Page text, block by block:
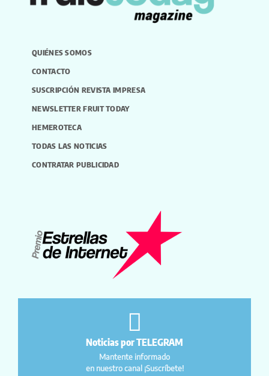
QUIÉNES SOMOS
CONTACTO
SUSCRIPCIÓN REVISTA IMPRESA
NEWSLETTER FRUIT TODAY
HEMEROTECA
TODAS LAS NOTICIAS
CONTRATAR PUBLICIDAD
Noticias por TELEGRAM
Mantente informado
en nuestro canal ¡Suscríbete!